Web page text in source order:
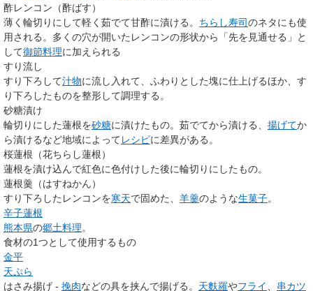
酢レンコン（酢ばす）
薄く輪切りにして軽く茹でて甘酢に漬ける。 ちらし寿司のネタにも使
用される。多くの穴が開いたレンコンの形状から「先を見通せる」と
して御節料理に加えられる
すり流し
すり下ろして汁物に流し入れて、ふわりとした塊に仕上げるほか、す
り下ろしたものを整形して調理する。
砂糖漬け
輪切りにした蓮根を砂糖に漬けたもの。茹でてから漬ける、 揚げてか
ら漬けるなど地域によってレシピに差異がある。
桜蓮根（花ちらし蓮根）
蓮根を漬け込んで紅色に色付けした後に輪切りにしたもの。
蓮根羹（はすねかん）
すり下ろしたレンコンを寒天で固めた、 羊羹のような生菓子。
辛子蓮根
熊本県の郷土料理。
食材の1つとして使用するもの
金平
天ぷら
はさみ揚げ - 挽肉などの具を挟んで揚げる。 天麩羅やフライ、 串カツ